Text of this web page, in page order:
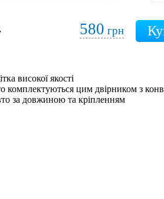
580 грн
високої якості
комплектуються цим двірником з
за довжиною та кріпленням